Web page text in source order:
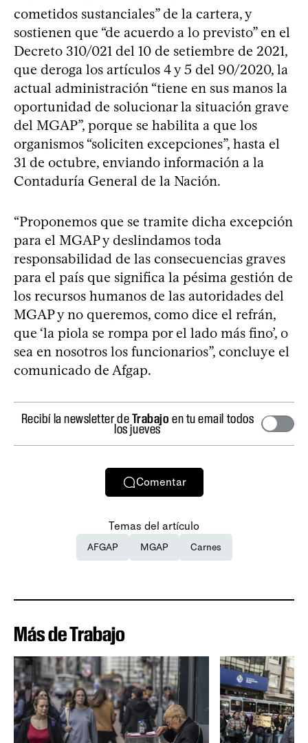
cometidos sustanciales” de la cartera, y
sostienen que “de acuerdo a lo previsto” en el
Decreto 310/021 del 10 de setiembre de 2021,
que deroga los artículos 4 y 5 del 90/2020, la
actual administración “tiene en sus manos la
oportunidad de solucionar la situación grave
del MGAP”, porque se habilita a que los
organismos “soliciten excepciones”, hasta el
31 de octubre, enviando información a la
Contaduría General de la Nación.
“Proponemos que se tramite dicha excepción
para el MGAP y deslindamos toda
responsabilidad de las consecuencias graves
para el país que significa la pésima gestión de
los recursos humanos de las autoridades del
MGAP y no queremos, como dice el refrán,
que ‘la piola se rompa por el lado más fino’, o
sea en nosotros los funcionarios”, concluye el
comunicado de Afgap.
Recibí la newsletter deTrabajo en tu email todos
los jueves
Comentar
Temas del artículo
AFGAP MGAP Carnes
Más de Trabajo